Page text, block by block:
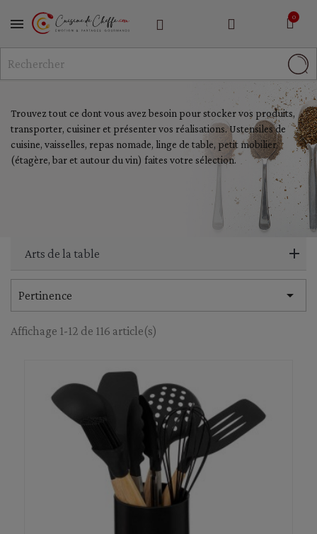
MENU
Trouvez tout ce dont vous avez besoin pour stocker vos produits,
transporter, cuisiner et présenter vos réalisations. Ustensiles de
cuisine, vaisselles, repas nomade, linge de table, petit mobilier
(étagère, bar et autour du vin) faites votre sélection.
Arts de la table
Pertinence 
Affichage 1-12 de 116 article(s)